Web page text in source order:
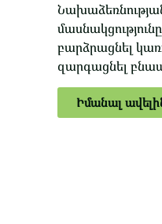
բարձրացնել
զարգացնել
Իմանալ